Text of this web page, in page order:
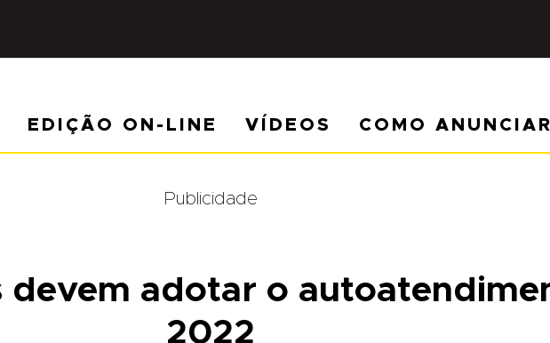
EDIÇÃO ON-LINE VÍDEOS COMO ANUNCIAR
Publicidade
devem adotar o
2022